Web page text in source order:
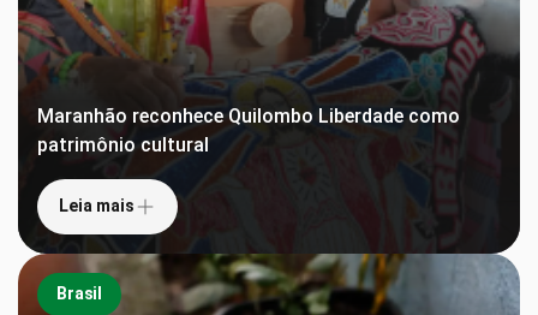
Maranhão reconhece Quilombo Liberdade como
patrimônio cultural
Leia mais
Brasil